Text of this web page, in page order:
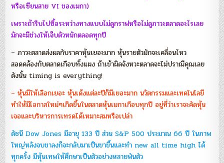
หรือเซียนสาย VI ของเมกา)
เพราะถ้ารีบไปซื้อระหว่างทางแบบไม่ดูกราฟหรือไม่ดูภาวะตลาดอะไรเลย
มักจะมีช่วงให้เจ็บตัวหนักตลอดทุกปี
– ภาวะตลาดส่งผลกับราคาหุ้นเยอะมาก หุ้นรายตัวมักจะเคลื่อนไหว
สอดคล้องกับตลาดเกือบทั้งแผง ถ้าเข้าผิดจังหวะตลาดจะไม่ปราณีคุณเลย
ดังนั้น timing is everything!
– หุ้นมีให้เลือกเยอะ หุ้นเด้งแต่ละปีก็มีเยอะมาก นวัตกรรมและเทคโนโลยี
ทำให้มีโอกาสใหม่ๆเกิดขึ้นในตลาดหุ้นเมกาเกือบทุกปี อยู่ที่ว่าเราจะคัดหุ้น
เจอและบริหารการเทรดได้เหมาะสมหรือเปล่า
ดัชนี Dow Jones มีอายุ 133 ปี ส่วน S&P 500 ประมาณ 66 ปี ในภาพ
ใหญ่หลังจบขาลงก็จะกลับมาเป็นขาขึ้นและทำ new all time high ได้
ทุกครั้ง มีหุ้นเทพให้ศึกษาเป็นตัวอย่างหลายพันตัว